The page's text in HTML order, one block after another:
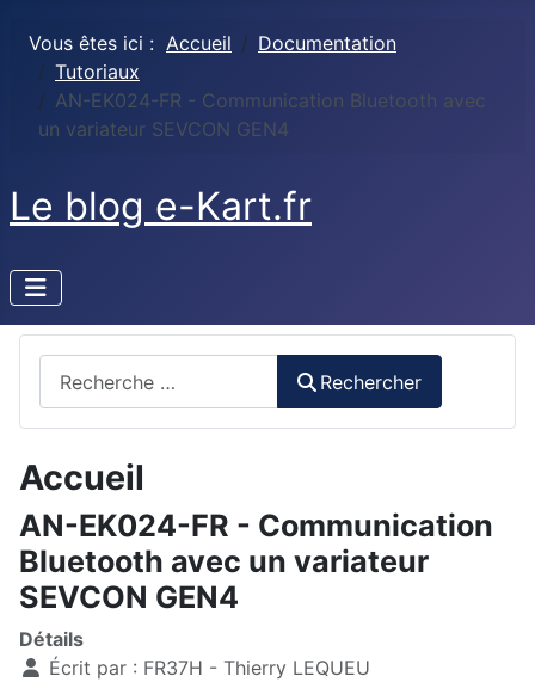
Vous êtes ici : Accueil
Documentation
Tutoriaux
AN-EK024-FR - Communication Bluetooth avec
un variateur SEVCON GEN4
Le blog e-Kart.fr
Rechercher
Accueil
AN-EK024-FR - Communication
Bluetooth avec un variateur
SEVCON GEN4
Détails
Écrit par : FR37H - Thierry LEQUEU